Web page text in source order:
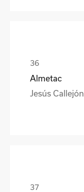
Almetac
Jesús Callejón